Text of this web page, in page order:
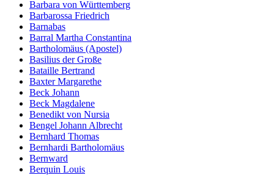
Barbara von Württemberg
Barbarossa Friedrich
Barnabas
Barral Martha Constantina
Bartholomäus (Apostel)
Basilius der Große
Bataille Bertrand
Baxter Margarethe
Beck Johann
Beck Magdalene
Benedikt von Nursia
Bengel Johann Albrecht
Bernhard Thomas
Bernhardi Bartholomäus
Bernward
Berquin Louis